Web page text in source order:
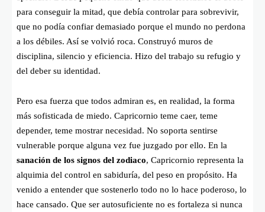
para conseguir la mitad, que debía controlar para sobrevivir,
que no podía confiar demasiado porque el mundo no perdona
a los débiles. Así se volvió roca. Construyó muros de
disciplina, silencio y eficiencia. Hizo del trabajo su refugio y
del deber su identidad.
Pero esa fuerza que todos admiran es, en realidad, la forma
más sofisticada de miedo. Capricornio teme caer, teme
depender, teme mostrar necesidad. No soporta sentirse
vulnerable porque alguna vez fue juzgado por ello. En la
sanación de los signos del zodiaco, Capricornio representa la
alquimia del control en sabiduría, del peso en propósito. Ha
venido a entender que sostenerlo todo no lo hace poderoso, lo
hace cansado. Que ser autosuficiente no es fortaleza si nunca